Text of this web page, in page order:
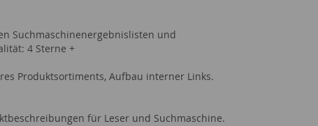
Suchmaschinenergebnislisten und
4 Sterne +
Produktsortiments, Aufbau interner Links.
für Leser und Suchmaschine.